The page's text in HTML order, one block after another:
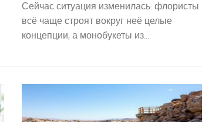
Сейчас ситуация изменилась: флористы
всё чаще строят вокруг неё целые
концепции, а монобукеты из...